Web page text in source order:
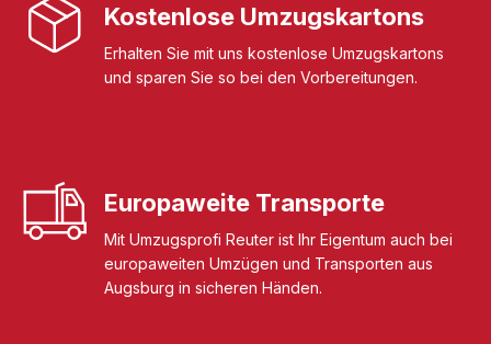
Kostenlose Umzugskartons
Erhalten Sie mit uns kostenlose Umzugskartons
und sparen Sie so bei den Vorbereitungen.
Europaweite Transporte
Mit Umzugsprofi Reuter ist Ihr Eigentum auch bei
europaweiten Umzügen und Transporten aus
Augsburg in sicheren Händen.